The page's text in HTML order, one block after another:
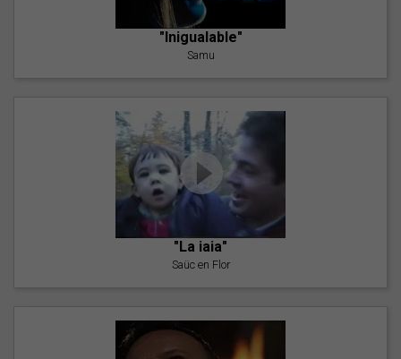
"Inigualable"
Samu
"La iaia"
Saüc en Flor